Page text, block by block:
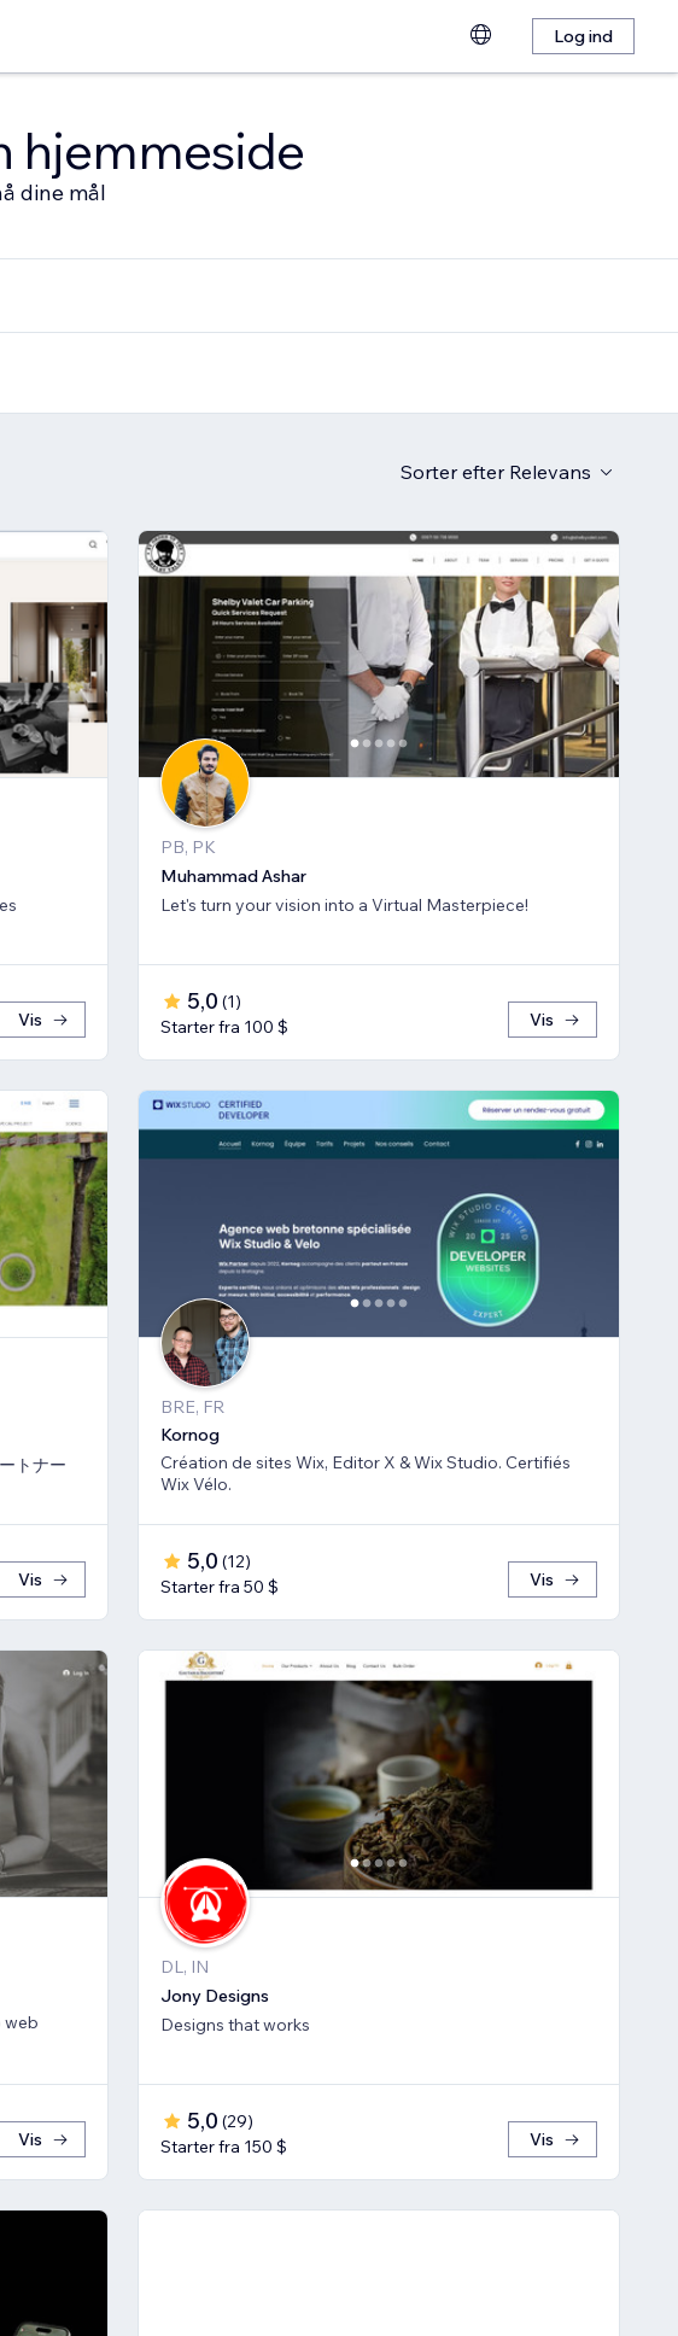
Log ind
hjemmeside
dine mål
Sorter efter Relevans
Vis
PB, PK
Muhammad Ashar
Let's turn your vision into a Virtual Masterpiece!
5,0 (1)
Starter fra 100 $
Vis
トナー
Vis
BRE, FR
Kornog
Création de sites Wix, Editor X & Wix Studio. Certifiés
Wix Vélo.
5,0 (12)
Starter fra 50 $
Vis
web
Vis
DL, IN
Jony Designs
Designs that works
5,0 (29)
Starter fra 150 $
Vis